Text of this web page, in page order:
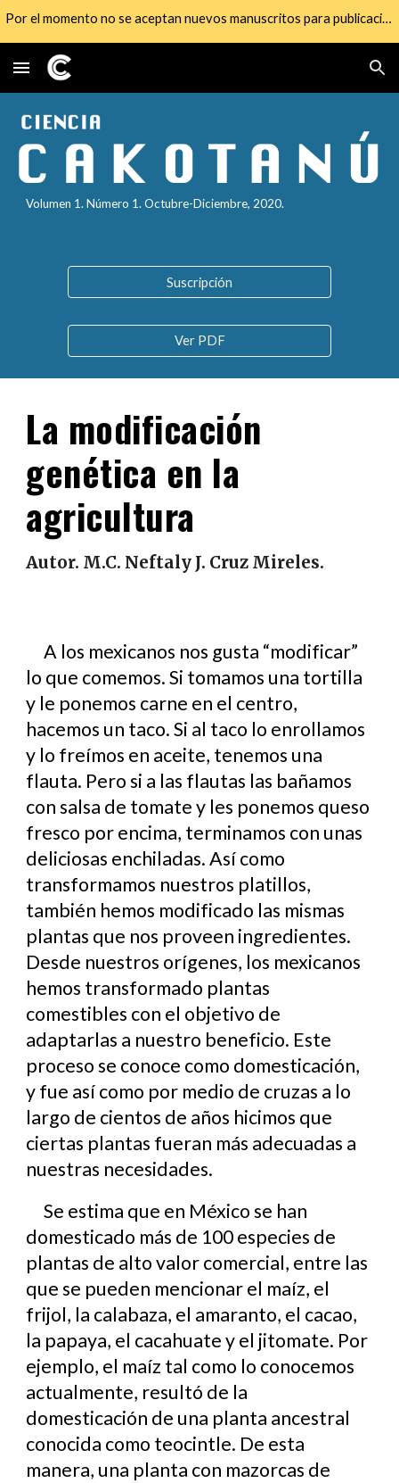
Por el momento no se aceptan nuevos manuscritos para publicación
Volumen 1. Número 1. Octubre-Diciembre, 2020.
Suscripción
Ver PDF
La modificación
genética en la
agricultura
Autor. M.C. Neftaly J. Cruz Mireles.
A los mexicanos nos gusta “modificar”
lo que comemos. Si tomamos una tortilla
y le ponemos carne en el centro,
hacemos un taco. Si al taco lo enrollamos
y lo freímos en aceite, tenemos una
flauta. Pero si a las flautas las bañamos
con salsa de tomate y les ponemos queso
fresco por encima, terminamos con unas
deliciosas enchiladas. Así como
transformamos nuestros platillos,
también hemos modificado las mismas
plantas que nos proveen ingredientes.
Desde nuestros orígenes, los mexicanos
hemos transformado plantas
comestibles con el objetivo de
adaptarlas a nuestro beneficio. Este
proceso se conoce como domesticación,
y fue así como por medio de cruzas a lo
largo de cientos de años hicimos que
ciertas plantas fueran más adecuadas a
nuestras necesidades.
Se estima que en México se han
domesticado más de 100 especies de
plantas de alto valor comercial, entre las
que se pueden mencionar el maíz, el
frijol, la calabaza, el amaranto, el cacao,
la papaya, el cacahuate y el jitomate. Por
ejemplo, el maíz tal como lo conocemos
actualmente, resultó de la
domesticación de una planta ancestral
conocida como teocintle. De esta
manera, una planta con mazorcas de